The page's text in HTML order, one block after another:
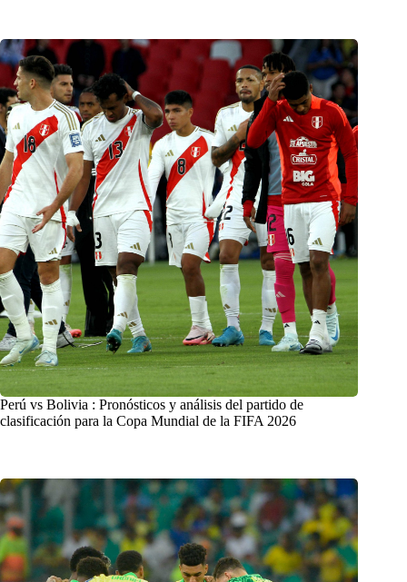
Perú vs Bolivia : Pronósticos y análisis del partido de
clasificación para la Copa Mundial de la FIFA 2026